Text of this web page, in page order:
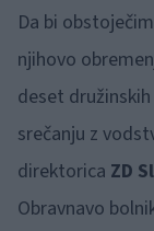
Da bi
njihovo
deset
srečanju z
direktorica ZD
Obravnavo